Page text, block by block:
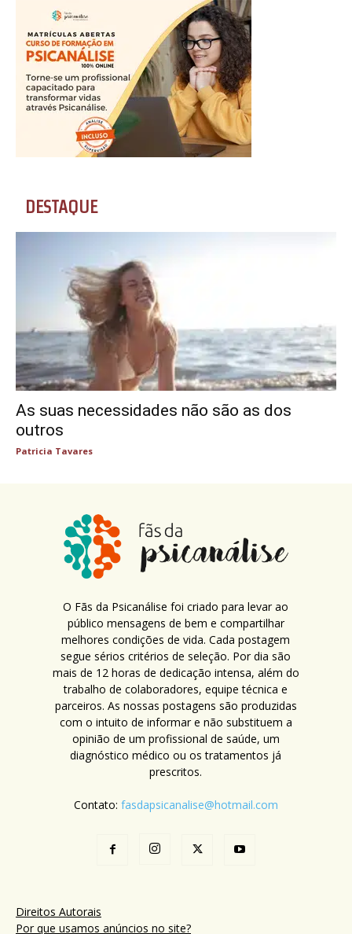
DESTAQUE
As suas necessidades não são as dos
outros
Patricia Tavares
O Fãs da Psicanálise foi criado para levar ao
público mensagens de bem e compartilhar
melhores condições de vida. Cada postagem
segue sérios critérios de seleção. Por dia são
mais de 12 horas de dedicação intensa, além do
trabalho de colaboradores, equipe técnica e
parceiros. As nossas postagens são produzidas
com o intuito de informar e não substituem a
opinião de um profissional de saúde, um
diagnóstico médico ou os tratamentos já
prescritos.
Contato: fasdapsicanalise@hotmail.com
Direitos Autorais
Por que usamos anúncios no site?